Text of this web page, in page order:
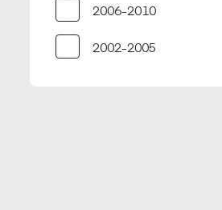
2006-2010
2002-2005